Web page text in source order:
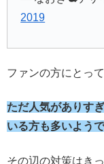
2019
ファンの方にとっ
ただ人気がありす
いる方も多いようで
その辺の対策はき